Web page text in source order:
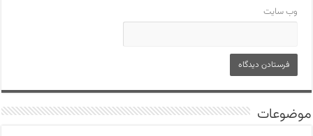
وب‌ سایت
موضوعات